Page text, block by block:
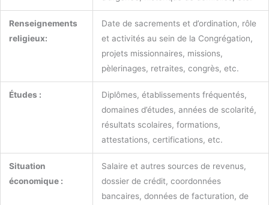
Renseignements
religieux:
Date de sacrements et d’ordination, rôle
et activités au sein de la Congrégation,
projets missionnaires, missions,
pèlerinages, retraites, congrès, etc.
Études :
Diplômes, établissements fréquentés,
domaines d’études, années de scolarité,
résultats scolaires, formations,
attestations, certifications, etc.
Situation
économique :
Salaire et autres sources de revenus,
dossier de crédit, coordonnées
bancaires, données de facturation, de